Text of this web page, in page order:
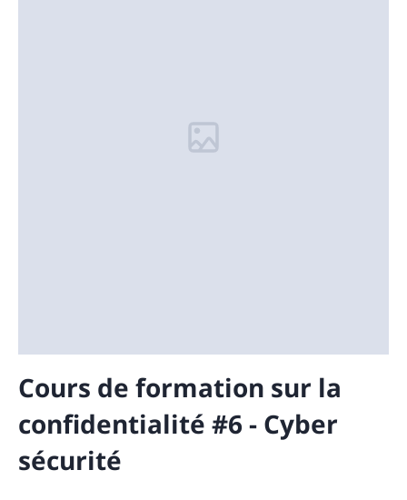
Cours de formation sur la
confidentialité #6 - Cyber
sécurité